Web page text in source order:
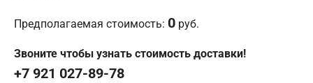
Предполагаемая стоимость: 0 руб.
Звоните чтобы узнать стоимость доставки!
+7 921 027-89-78